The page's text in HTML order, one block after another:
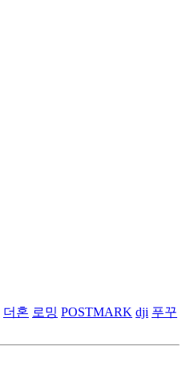
더혼 로밍 POSTMARK dji 푸꾸